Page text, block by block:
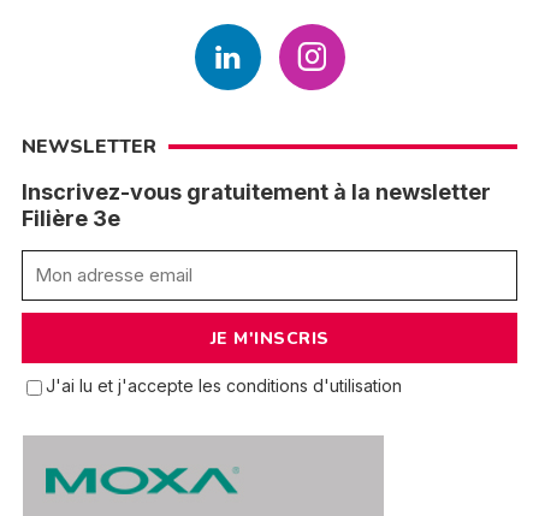
NEWSLETTER
Inscrivez-vous gratuitement à la newsletter
Filière 3e
J'ai lu et j'accepte les conditions d'utilisation